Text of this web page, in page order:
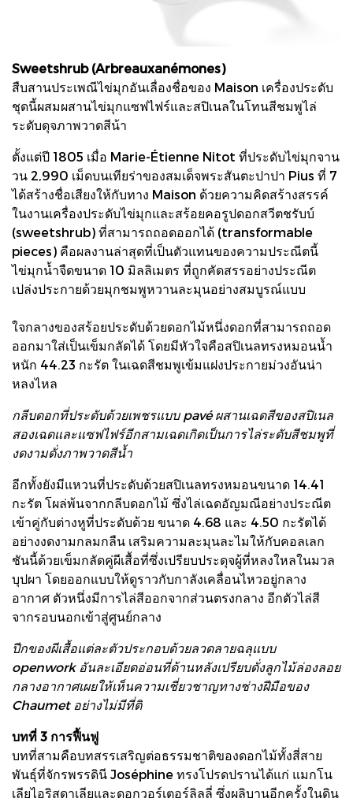
Sweetshrub (Arbreauxanémones)
สืบสานประเพณีไข่มุกอันเลื่องชื่อของ Maison เครื่องประดับ
ชุดนี้ผสมผสานไข่มุกแซฟไฟร์และสปิเนลในโทนสีชมพูไล่
ระดับดุจภาพวาดสีน้า
ตั้งแต่ปี 1805 เมื่อ Marie-Étienne Nitot ที่ประดับไข่มุกจาน
วน 2,990 เม็ดบนเทียร่าของสมเด็จพระสันตะปาปา Pius ที่ 7
ได้สร้างชื่อเสียงให้กับทาง Maison ด้วยความคิดสร้างสรรค์
ในงานเครื่องประดับไข่มุกและสร้อยคอรูปดอกสวีตชรับบ์
(sweetshrub) ที่สามารถถอดออกได้ (transformable
pieces) คือผลงานล่าสุดที่เป็นตัวแทนของความประณีตนี้
ไข่มุกน้ำจืดขนาด 10 มิลลิเมตร ที่ถูกคัดสรรอย่างประณีต
เปล่งประกายด้วยมุกชมพูหวานละมุนอย่างสมบูรณ์แบบ
ใจกลางของสร้อยประดับด้วยดอกไม้หนึ่งดอกที่สามารถถอด
ออกมาใส่เป็นเข็มกลัดได้ โดยมีหัวใจคือสปิเนลทรงหมอนน้ำ
หนัก 44.23 กะรัต ในเฉดสีชมพูเข้มแฝงประกายม่วงอันน่า
หลงไหล
กลีบดอกที่ประดับด้วยเพชรแบบ pavé ผสานเฉดสีของสปิเนล
สองเฉดและแซฟไฟร์อีกสามเฉดเกิดเป็นการไล่ระดับสีชมพูที่
งดงามดั่งภาพวาดสีน้ำ
อีกทั้งยังมีแหวนที่ประดับด้วยสปิเนลทรงหมอนขนาด 14.41
กะรัต โผล่พ้นจากกลีบดอกไม้ ซึ่งไล่เฉดอัญมณีอย่างประณีต
เข้าคู่กับต่างหูที่ประดับด้วย ขนาด 4.68 และ 4.50 กะรัตได้
อย่างงดงามกลมกลืน เสริมความละมุนละไมให้กับคอลเลก
ชันนี้ด้วยเข็มกลัดคู่ผีเสื้อที่ซึ่งเปรียบประดุจผู้ที่หลงใหลในมวล
บุปผา โดยออกแบบให้ดูราวกับกาลังเคลื่อนไหวอยู่กลาง
อากาศ ตัวหนึ่งมีการไล่สีออกจากส่วนตรงกลาง อีกตัวไล่สี
จากรอบนอกเข้าสู่ศูนย์กลาง
ปีกของผีเสื้อแต่ละตัวประกอบด้วยลวดลายฉลุแบบ
openwork อันละเอียดอ่อนที่ด้านหลังเปรียบดั่งลูกไม้ล่องลอย
กลางอากาศเผยให้เห็นความเชี่ยวชาญทางช่างฝีมือของ
Chaumet อย่างไม่มีที่ติ
บทที่ 3 การฟื้นฟู
บทที่สามคือบทสรรเสริญต่อธรรมชาติของดอกไม้ทั้งสี่สาย
พันธุ์ที่จักรพรรดินี Joséphine ทรงโปรดปรานได้แก่ แมกโน
เลียไอริสดาเลียและดอกวอร์เตอร์ลิลลี่ ซึ่งผลิบานอีกครั้งในดิน